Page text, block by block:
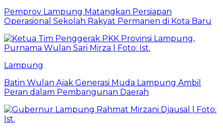
Pemprov Lampung Matangkan Persiapan
Operasional Sekolah Rakyat Permanen di Kota Baru
Lampung
Batin Wulan Ajak Generasi Muda Lampung Ambil
Peran dalam Pembangunan Daerah